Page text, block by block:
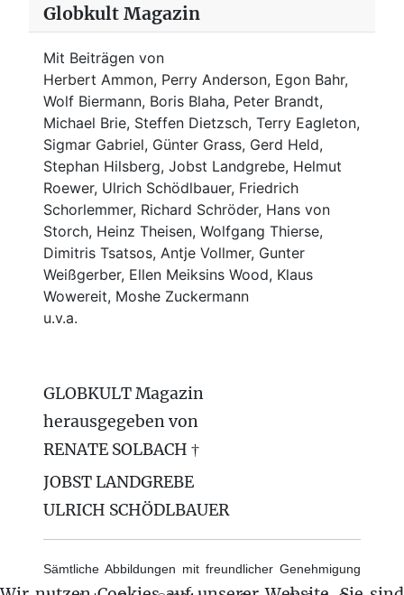
Globkult Magazin
Mit Beiträgen von
Herbert Ammon, Perry Anderson, Egon Bahr,
Wolf Biermann, Boris Blaha, Peter Brandt,
Michael Brie, Steffen Dietzsch, Terry Eagleton,
Sigmar Gabriel, Günter Grass, Gerd Held,
Stephan Hilsberg, Jobst Landgrebe, Helmut
Roewer, Ulrich Schödlbauer, Friedrich
Schorlemmer, Richard Schröder, Hans von
Storch, Heinz Theisen, Wolfgang Thierse,
Dimitris Tsatsos, Antje Vollmer, Gunter
Weißgerber, Ellen Meiksins Wood, Klaus
Wowereit, Moshe Zuckermann
u.v.a.
GLOBKULT Magazin
herausgegeben von
RENATE SOLBACH †
JOBST LANDGREBE
ULRICH SCHÖDLBAUER
Sämtliche Abbildungen mit freundlicher Genehmigung